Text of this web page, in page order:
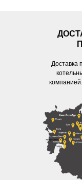
Доставка